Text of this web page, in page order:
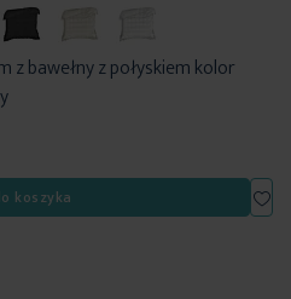
z bawełny z połyskiem kolor
koszyka